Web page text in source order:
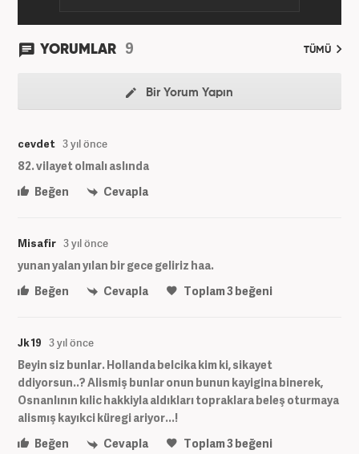
YORUMLAR 9 TÜMÜ
Bir Yorum Yapın
cevdet 3 yıl önce
82. vilayet olmalı aslında
Beğen
Cevapla
Misafir 3 yıl önce
yunan yalan yılan bir gece geliriz haa.
Beğen
Cevapla Toplam3beğeni
Jk 19 3 yıl önce
Beyin siz bunlar. Hollanda belcika kim ki, sikayet
ddiyorsun..? Alismiş bunlar onun bunun kayigina binerek,
Osnanlının kılic hakkiyla aldıkları topraklara beleş oturmaya
alismış kayıkci küregi ariyor...!
Beğen
Cevapla Toplam3beğeni